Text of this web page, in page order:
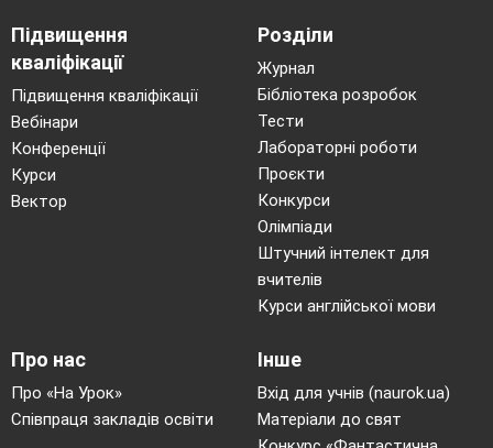
Підвищення
кваліфікації
Підвищення кваліфікації
Вебінари
Конференції
Курси
Вектор
Розділи
Журнал
Бібліотека розробок
Тести
Лабораторні роботи
Проєкти
Конкурси
Олімпіади
Штучний інтелект для
вчителів
Курси англійської мови
Про нас
Про «На Урок»
Співпраця закладів освіти
Інше
Вхід для учнів (naurok.ua)
Матеріали до свят